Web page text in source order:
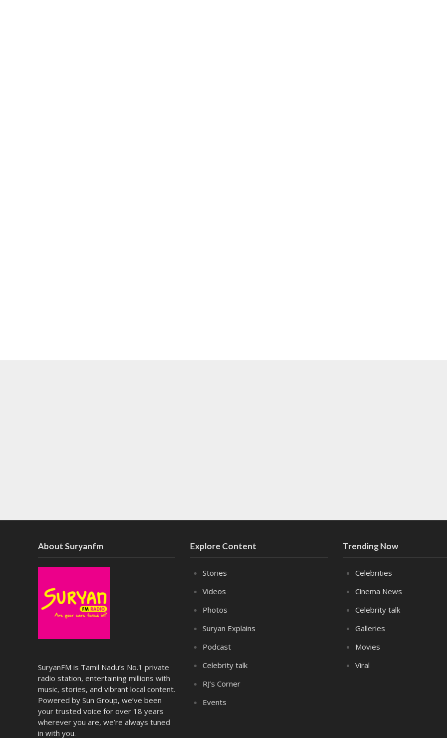
About Suryanfm
SuryanFM is Tamil Nadu’s No.1 private
radio station, entertaining millions with
music, stories, and vibrant local content.
Powered by Sun Group, we’ve been
your trusted voice for over 18 years
wherever you are, we’re always tuned
in with you.
Explore Content
Stories
Videos
Photos
Suryan Explains
Podcast
Celebrity talk
RJ’s Corner
Events
Trending Now
Celebrities
Cinema News
Celebrity talk
Galleries
Movies
Viral